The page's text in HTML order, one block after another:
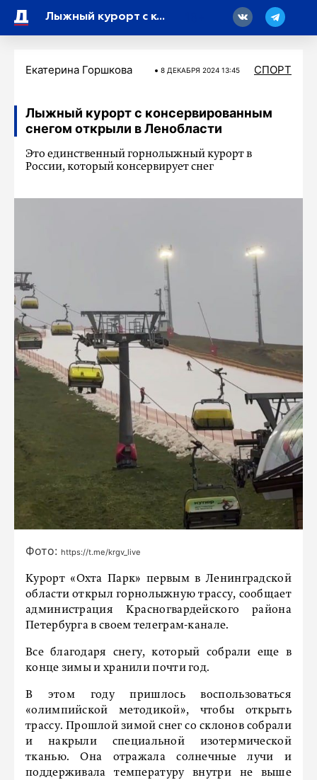
Лыжный курорт с консервированным снегом открыли в Ленобласти
Екатерина Горшкова 8 ДЕКАБРЯ 2024 13:45 СПОРТ
Лыжный курорт с консервированным
снегом открыли в Ленобласти
Это единственный горнолыжный курорт в
России, который консервирует снег
Фото: https://t.me/krgv_live
Курорт «Охта Парк» первым в Ленинградской
области открыл горнолыжную трассу, сообщает
администрация Красногвардейского района
Петербурга в своем телеграм-канале.
Все благодаря снегу, который собрали еще в
конце зимы и хранили почти год.
В этом году пришлось воспользоваться
«олимпийской методикой», чтобы открыть
трассу. Прошлой зимой снег со склонов собрали
и накрыли специальной изотермической
тканью. Она отражала солнечные лучи и
поддерживала температуру внутри не выше